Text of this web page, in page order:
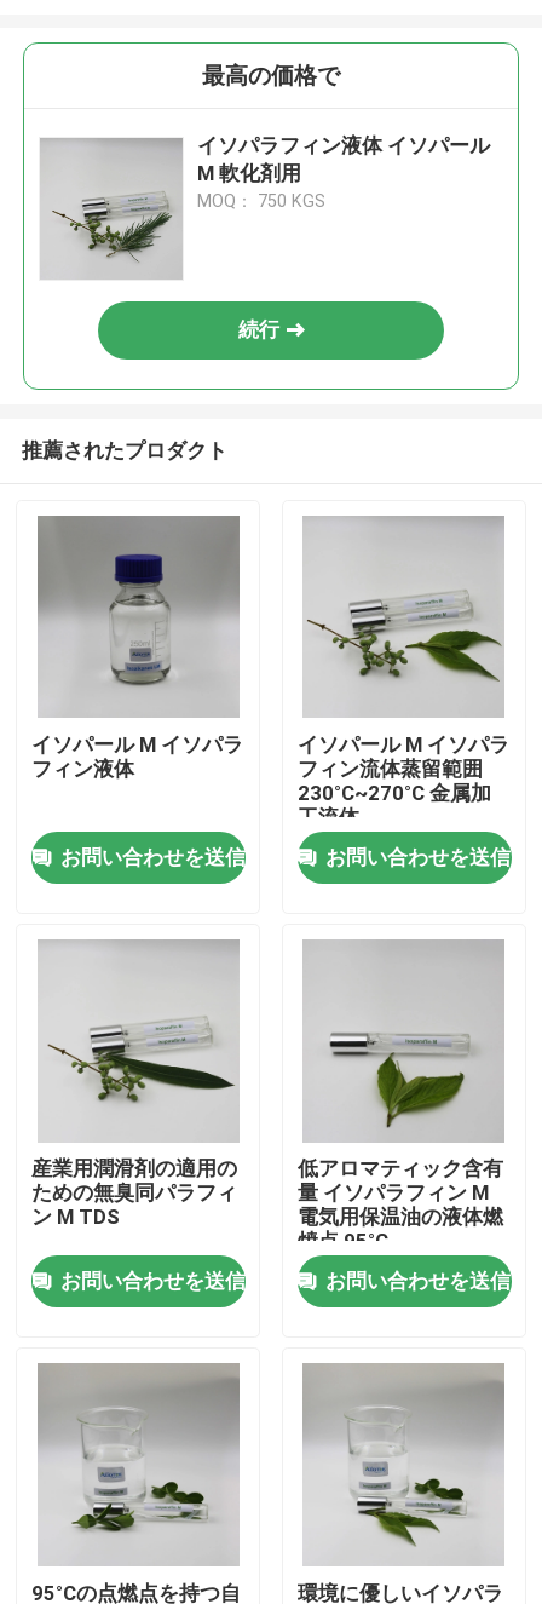
ビデオ
工場旅行
品質管理
私達に連絡しなさい
ニュース
場合
Isoparaffinの液体
最高の価格で
イソパラフィン液体 イソパール
M 軟化剤用
MOQ： 750 KGS
続行
推薦されたプロダクト
イソパール M イソパラ
フィン液体
お問い合わせを送信
イソパール M イソパラ
フィン流体蒸留範囲
230°C~270°C 金属加
工流体
お問い合わせを送信
産業用潤滑剤の適用の
ための無臭同パラフィ
ン M TDS
お問い合わせを送信
低アロマティック含有
量 イソパラフィン M
電気用保温油の液体燃
焼点 95°C
お問い合わせを送信
95°Cの点燃点を持つ自 環境に優しいイソパラ